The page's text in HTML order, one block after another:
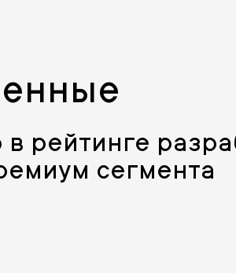
рейтинге
сегмента